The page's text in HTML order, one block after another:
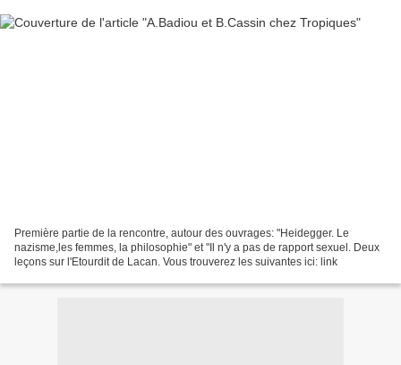
Première partie de la rencontre, autour des ouvrages: "Heidegger. Le
nazisme,les femmes, la philosophie" et "Il n'y a pas de rapport sexuel. Deux
leçons sur l'Etourdit de Lacan. Vous trouverez les suivantes ici: link